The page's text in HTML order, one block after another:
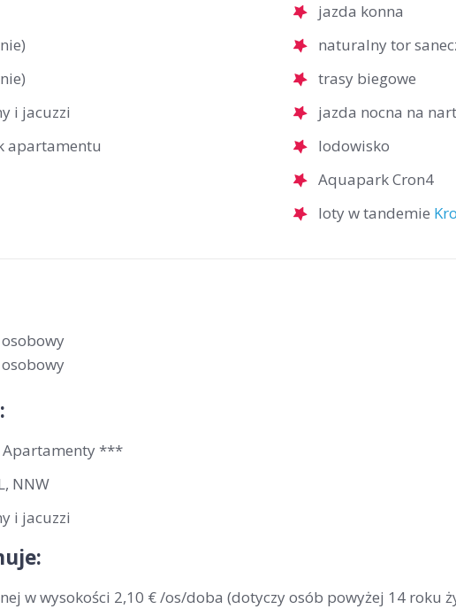
i jacuzzi
apartamentu
jazda konna
naturalny tor
trasy biegowe
jazda nocna na
lodowisko
Aquapark Cron4
loty w tandemie
Apartamenty ***
NNW
i jacuzzi
w wysokości 2,10 € /os/doba (dotyczy osób powyżej 14 roku